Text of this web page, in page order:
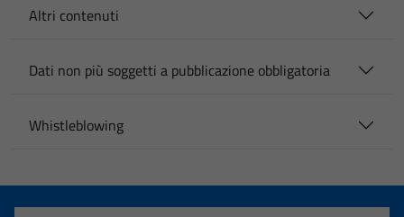
Altri contenuti
Dati non più soggetti a pubblicazione obbligatoria
Whistleblowing